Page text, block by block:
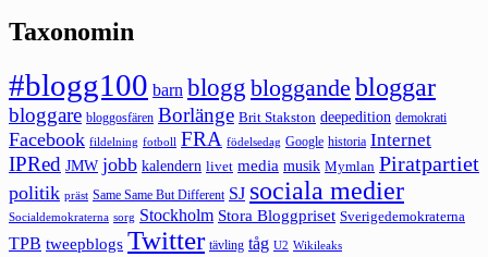
Taxonomin
#blogg100 barn blogg bloggande bloggar
bloggare bloggosfären Borlänge Brit Stakston deepedition demokrati
Facebook fildelning fotboll FRA födelsedag Google historia Internet
IPRed JMW jobb kalendern livet media musik Mymlan Piratpartiet
politik präst Same Same But Different SJ sociala medier
Socialdemokraterna sorg Stockholm Stora Bloggpriset Sverigedemokraterna
TPB tweepblogs Twitter tävling tåg U2 Wikileaks